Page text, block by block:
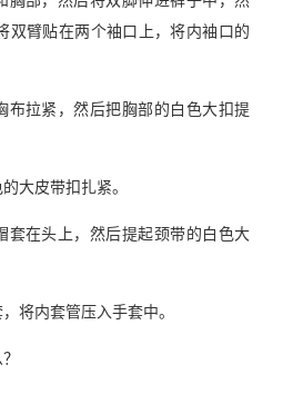
双臂贴在两个袖口上，将内袖口的
布拉紧，然后把胸部的白色大扣提
大皮带扣扎紧。
套在头上，然后提起颈带的白色大
将内套管压入手套中。